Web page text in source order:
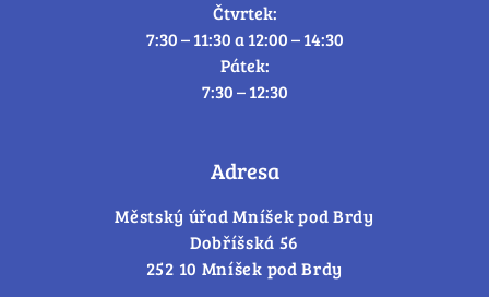
Čtvrtek:
7:30 – 11:30 a 12:00 – 14:30
Pátek:
7:30 – 12:30
Adresa
Městský úřad Mníšek pod Brdy
Dobříšská 56
252 10 Mníšek pod Brdy